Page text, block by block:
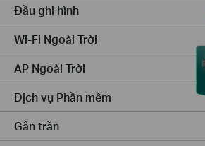
Đầu ghi hình
Wi-Fi Ngoài Trời
AP Ngoài Trời
Dịch vụ Phần mềm
Gắn trần